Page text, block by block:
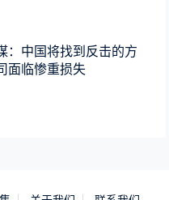
：中国将找到反击的方
面临惨重损失